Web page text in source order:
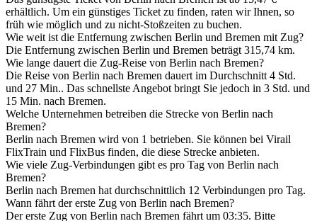
erhältlich. Um ein günstiges Ticket zu finden, raten wir Ihnen, so
früh wie möglich und zu nicht-Stoßzeiten zu buchen.
Wie weit ist die Entfernung zwischen Berlin und Bremen mit Zug?
Die Entfernung zwischen Berlin und Bremen beträgt 315,74 km.
Wie lange dauert die Zug-Reise von Berlin nach Bremen?
Die Reise von Berlin nach Bremen dauert im Durchschnitt 4 Std.
und 27 Min.. Das schnellste Angebot bringt Sie jedoch in 3 Std. und
15 Min. nach Bremen.
Welche Unternehmen betreiben die Strecke von Berlin nach
Bremen?
Berlin nach Bremen wird von 1 betrieben. Sie können bei Virail
FlixTrain und FlixBus finden, die diese Strecke anbieten.
Wie viele Zug-Verbindungen gibt es pro Tag von Berlin nach
Bremen?
Berlin nach Bremen hat durchschnittlich 12 Verbindungen pro Tag.
Wann fährt der erste Zug von Berlin nach Bremen?
Der erste Zug von Berlin nach Bremen fährt um 03:35. Bitte